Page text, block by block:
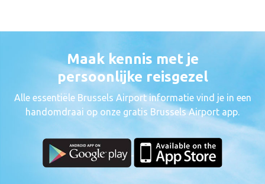
Maak kennis met je
persoonlijke reisgezel
Alle essentiële Brussels Airport informatie vind je in een
handomdraai op onze gratis Brussels Airport app.